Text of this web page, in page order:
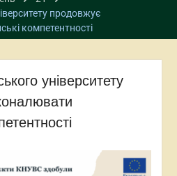
продовжує
компетентності
університету